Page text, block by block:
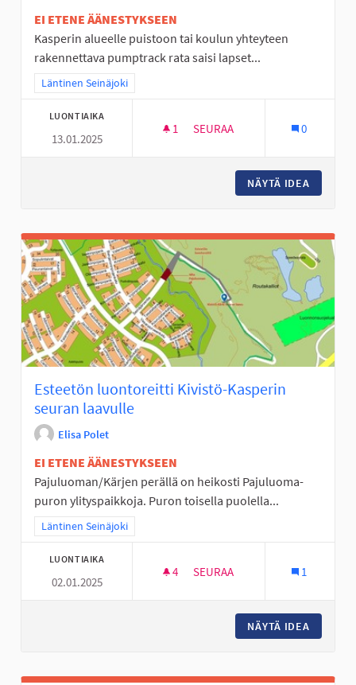
EI ETENE ÄÄNESTYKSEEN
Kasperin alueelle puistoon tai koulun yhteyteen
rakennettava pumptrack rata saisi lapset...
Rajaa tulokset teeman mukaan: Läntinen Seinäjoki
Läntinen Seinäjoki
LUONTIAIKA
13.01.2025
1 1 SEURAAJA
SEURAA 0
NÄYTÄ IDEA
Esteetön luontoreitti Kivistö-Kasperin
seuran laavulle
Elisa Polet
EI ETENE ÄÄNESTYKSEEN
Pajuluoman/Kärjen perällä on heikosti Pajuluoma-
puron ylityspaikkoja. Puron toisella puolella...
Rajaa tulokset teeman mukaan: Läntinen Seinäjoki
Läntinen Seinäjoki
LUONTIAIKA
02.01.2025
4 4 SEURAAJAA
SEURAA 1
NÄYTÄ IDEA